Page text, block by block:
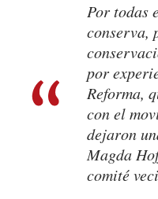
Por todas
conserva,
por
Reforma,
con el
dejaron
Magda
comité